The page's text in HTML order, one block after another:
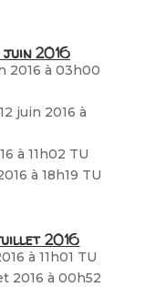
juin 2016
2016 à 03h00
juin 2016 à
à 11h02 TU
à 18h19 TU
2016
à 11h01 TU
2016 à 00h52